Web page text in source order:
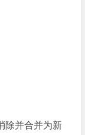
除并合并为新